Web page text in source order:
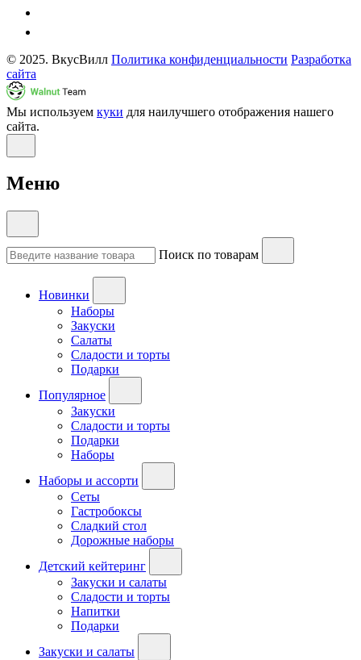
© 2025. ВкусВилл Политика конфиденциальности Разработка
сайта
Мы используем куки для наилучшего отображения нашего
сайта.
Меню
Поиск по товарам
Новинки
Наборы
Закуски
Салаты
Сладости и торты
Подарки
Популярное
Закуски
Сладости и торты
Подарки
Наборы
Наборы и ассорти
Сеты
Гастробоксы
Сладкий стол
Дорожные наборы
Детский кейтеринг
Закуски и салаты
Сладости и торты
Напитки
Подарки
Закуски и салаты